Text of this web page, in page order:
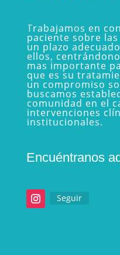
Trabajamos en
paciente sobre
un plazo
ellos,
mas importante
que es su
un compromiso
buscamos
comunidad en el
intervenciones
institucionales.
Encuéntranos
Seguir